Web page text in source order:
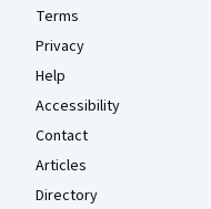
Terms
Privacy
Help
Accessibility
Contact
Articles
Directory